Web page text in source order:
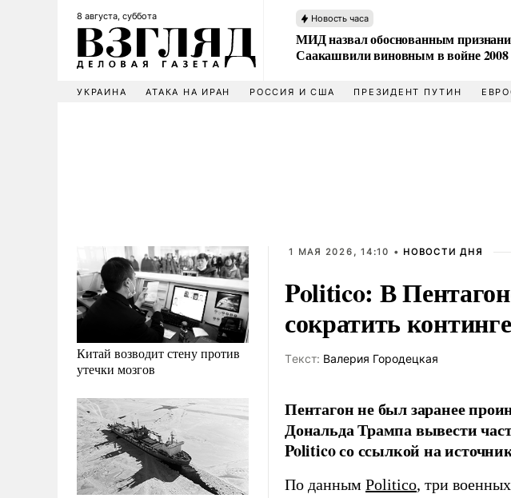
8 августа, суббота Новость часа
МИД назвал обоснованным
Саакашвили виновным в войне 2008
УКРАИНА АТАКА НА ИРАН РОССИЯ И США ПРЕЗИДЕНТ ПУТИН
Китай возводит стену против
утечки мозгов
1 МАЯ 2026, 14:10 • НОВОСТИ ДНЯ
Politico: В
сократить
Tекст: Валерия Городецкая
Пентагон не был заранее
Дональда Трампа вывести
Politico со ссылкой на
По данным Politico, три